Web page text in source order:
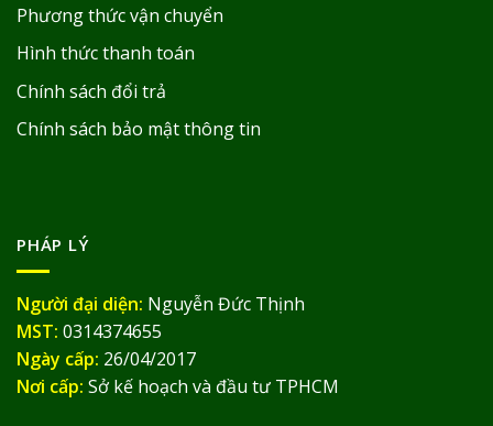
Phương thức vận chuyển
Hình thức thanh toán
Chính sách đổi trả
Chính sách bảo mật thông tin
PHÁP LÝ
Người đại diện: Nguyễn Đức Thịnh
MST: 0314374655
Ngày cấp: 26/04/2017
Nơi cấp: Sở kế hoạch và đầu tư TPHCM